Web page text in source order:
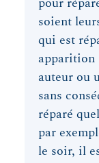
pour
soient
qui est
apparition
auteur ou
sans
réparé
par
le soir, il